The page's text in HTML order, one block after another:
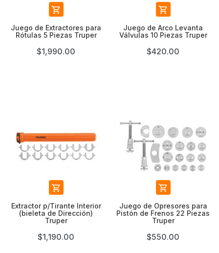

Juego de Extractores para
Rótulas 5 Piezas Truper
$1,990.00

Juego de Arco Levanta
Válvulas 10 Piezas Truper
$420.00

Extractor p/Tirante Interior
(bieleta de Dirección)
Truper
$1,190.00

Juego de Opresores para
Pistón de Frenos 22 Piezas
Truper
$550.00